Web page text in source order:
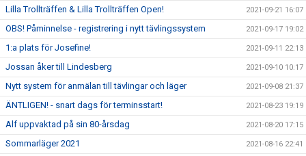
Lilla Trollträffen & Lilla Trollträffen Open! 2021-09-21 16:07
OBS! Påminnelse - registrering i nytt tävlingssystem 2021-09-17 19:02
1:a plats för Josefine! 2021-09-11 22:13
Jossan åker till Lindesberg 2021-09-10 10:17
Nytt system för anmälan till tävlingar och läger 2021-09-08 21:37
ÄNTLIGEN! - snart dags för terminsstart! 2021-08-23 19:19
Alf uppvaktad på sin 80-årsdag 2021-08-20 17:15
Sommarläger 2021 2021-08-16 22:41